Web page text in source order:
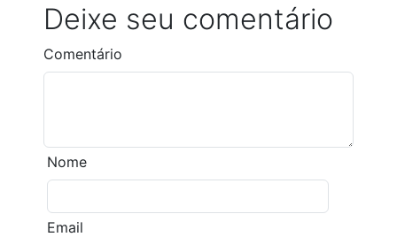
Deixe seu comentário
Comentário
Nome
Email